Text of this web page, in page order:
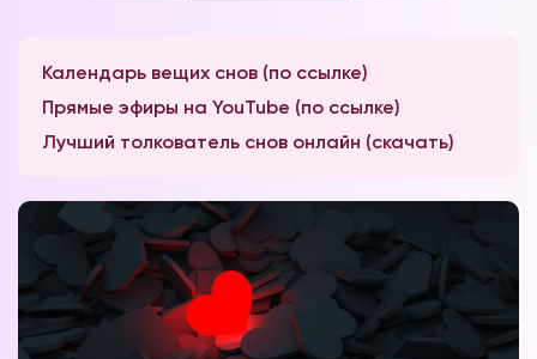
Календарь вещих снов (по ссылке)
Прямые эфиры на YouTube (по ссылке)
Лучший толкователь снов онлайн (скачать)